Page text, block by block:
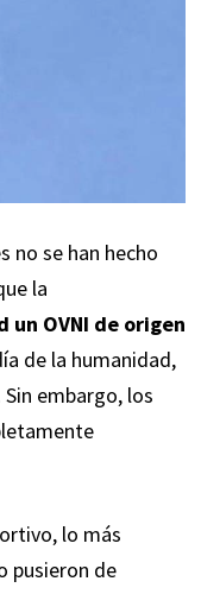
no se han hecho
la
OVNI de origen
de la humanidad,
embargo, los
lo más
pusieron de